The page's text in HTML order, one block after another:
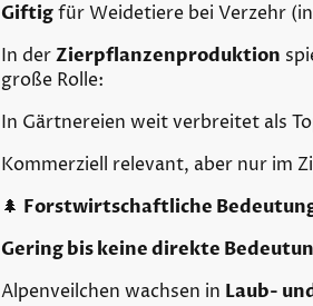
Giftigfür Weidetiere bei Verzehr
In derZierpflanzenproduktion
große Rolle:
In Gärtnereien weit verbreitet als
Kommerziell relevant, aber nur im
🌲 Forstwirtschaftliche
Gering bis keine direkte
Alpenveilchen wachsen in Laub-